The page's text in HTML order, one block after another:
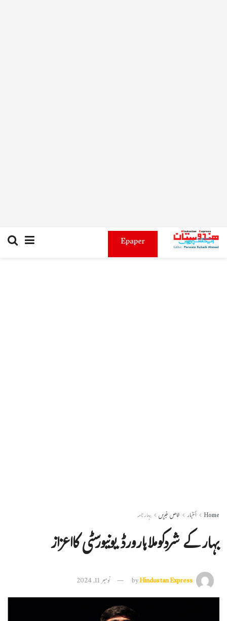
Epaper
Home أخبار خاص خبریں بہار نامہ
بہار کے شردکوملاہارورڈ یونیورسٹی کااعزاز
byHindustan Express نومبر 11, 2024